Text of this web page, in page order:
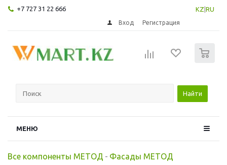
+7 727 31 22 666 KZ RU
Вход Регистрация
Найти
МЕНЮ
Все компоненты МЕТОД - Фасады МЕТОД